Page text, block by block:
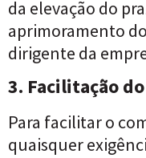
da elevação do
aprimoramento
dirigente da
3. Facilitação
Para facilitar o
quaisquer